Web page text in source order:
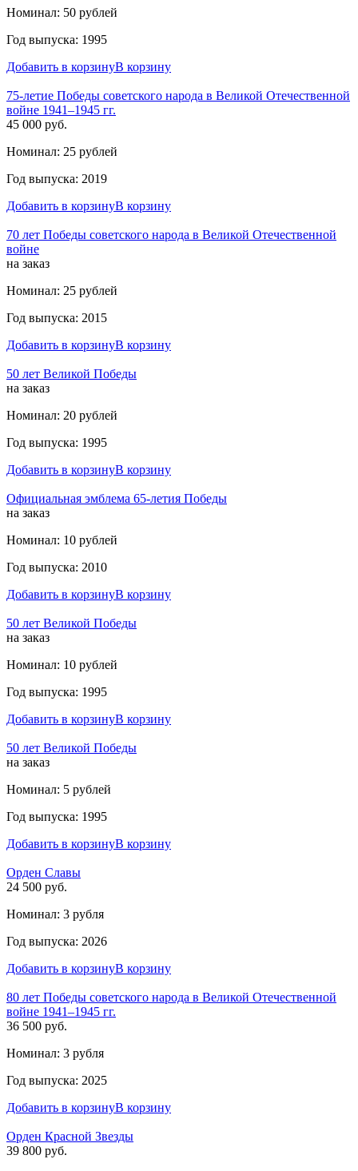
Номинал: 50 рублей
Год выпуска: 1995
Добавить в корзинуВ корзину
75-летие Победы советского народа в Великой Отечественной
войне 1941–1945 гг.
45 000 руб.
Номинал: 25 рублей
Год выпуска: 2019
Добавить в корзинуВ корзину
70 лет Победы советского народа в Великой Отечественной
войне
на заказ
Номинал: 25 рублей
Год выпуска: 2015
Добавить в корзинуВ корзину
50 лет Великой Победы
на заказ
Номинал: 20 рублей
Год выпуска: 1995
Добавить в корзинуВ корзину
Официальная эмблема 65-летия Победы
на заказ
Номинал: 10 рублей
Год выпуска: 2010
Добавить в корзинуВ корзину
50 лет Великой Победы
на заказ
Номинал: 10 рублей
Год выпуска: 1995
Добавить в корзинуВ корзину
50 лет Великой Победы
на заказ
Номинал: 5 рублей
Год выпуска: 1995
Добавить в корзинуВ корзину
Орден Славы
24 500 руб.
Номинал: 3 рубля
Год выпуска: 2026
Добавить в корзинуВ корзину
80 лет Победы советского народа в Великой Отечественной
войне 1941–1945 гг.
36 500 руб.
Номинал: 3 рубля
Год выпуска: 2025
Добавить в корзинуВ корзину
Орден Красной Звезды
39 800 руб.